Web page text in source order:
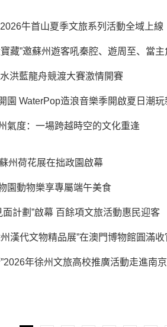
牛首山夏季文旅系列活動全域上線
藏”邀蘇州遊客吼秦腔、遊周至、當主
洪藍龍舟競渡大賽激情開賽
園 WaterPop造浪音樂季開啟夏日潮玩
氣度：一場跨越時空的文化重逢
州荷花展在拙政園啟幕
園動物樂享專屬端午美食
面計劃”啟幕 百餘項文旅活動惠民迎客
漢代文物精品展”在澳門博物館圓滿收
年徐州文旅高校推廣活動走進南